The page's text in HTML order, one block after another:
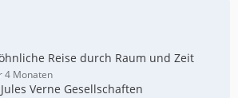
Reise durch Raum und Zeit
4 Monaten
Verne Gesellschaften